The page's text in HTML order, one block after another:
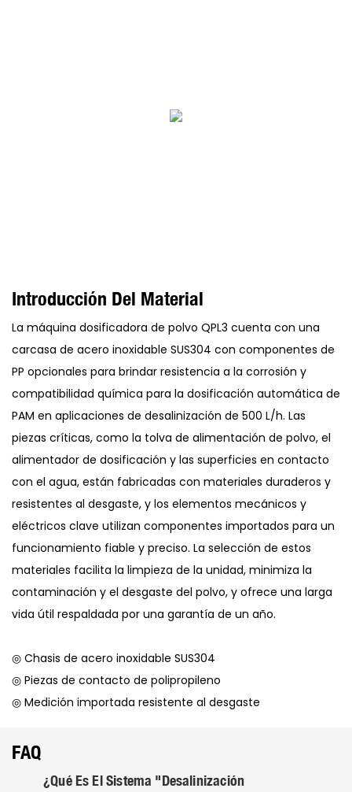
Introducción Del Material
La máquina dosificadora de polvo QPL3 cuenta con una
carcasa de acero inoxidable SUS304 con componentes de
PP opcionales para brindar resistencia a la corrosión y
compatibilidad química para la dosificación automática de
PAM en aplicaciones de desalinización de 500 L/h. Las
piezas críticas, como la tolva de alimentación de polvo, el
alimentador de dosificación y las superficies en contacto
con el agua, están fabricadas con materiales duraderos y
resistentes al desgaste, y los elementos mecánicos y
eléctricos clave utilizan componentes importados para un
funcionamiento fiable y preciso. La selección de estos
materiales facilita la limpieza de la unidad, minimiza la
contaminación y el desgaste del polvo, y ofrece una larga
vida útil respaldada por una garantía de un año.
◎ Chasis de acero inoxidable SUS304
◎ Piezas de contacto de polipropileno
◎ Medición importada resistente al desgaste
FAQ
¿Qué Es El Sistema "Desalinización